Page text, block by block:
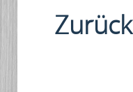
Zurück